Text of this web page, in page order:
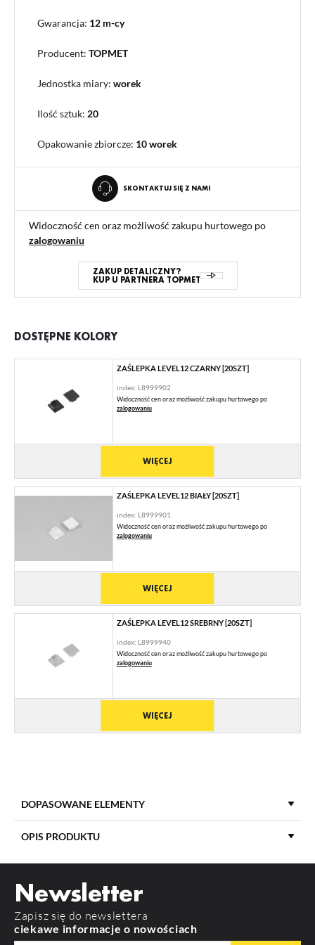
Gwarancja: 12 m-cy
Producent: TOPMET
Jednostka miary: worek
Ilość sztuk: 20
Opakowanie zbiorcze: 10 worek
SKONTAKTUJ SIĘ Z NAMI
Widoczność cen oraz możliwość zakupu hurtowego po
zalogowaniu
ZAKUP DETALICZNY?
KUP U PARTNERA TOPMET
DOSTĘPNE KOLORY
ZAŚLEPKA LEVEL12 CZARNY [20SZT]
index: L8999902
Widoczność cen oraz możliwość zakupu hurtowego po
zalogowaniu
WIĘCEJ
ZAŚLEPKA LEVEL12 BIAŁY [20SZT]
index: L8999901
Widoczność cen oraz możliwość zakupu hurtowego po
zalogowaniu
WIĘCEJ
ZAŚLEPKA LEVEL12 SREBRNY [20SZT]
index: L8999940
Widoczność cen oraz możliwość zakupu hurtowego po
zalogowaniu
WIĘCEJ
DOPASOWANE ELEMENTY
OPIS PRODUKTU
MATERIAŁ ZAŚLEPKI
KOLOR ZAŚLEPKI
MATERIAŁ ABS
Newsletter
Zapisz się do newslettera
ciekawe informacje o nowościach